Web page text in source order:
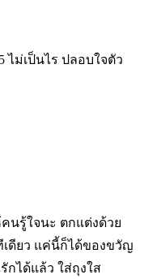
ไม่เป็นไร ปลอบใจตัว
นรู้ใจนะ ตกแต่งด้วย
ดียว แค่นี้ก็ได้ของขวัญ
ได้แล้ว ใส่ถุงใส